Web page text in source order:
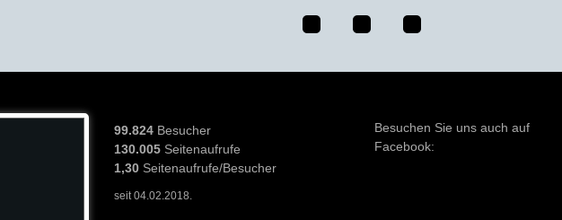
99.824 Besucher
130.005 Seitenaufrufe
1,30 Seitenaufrufe/Besucher
seit 04.02.2018.
Besuchen Sie uns auch auf
Facebook: